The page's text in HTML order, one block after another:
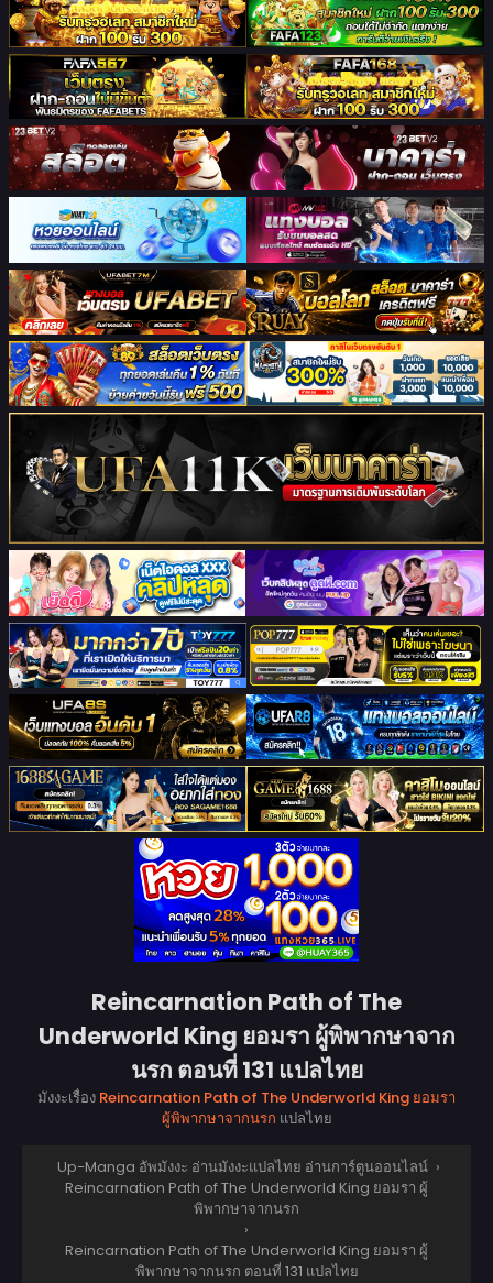
Reincarnation Path of The
Underworld King ยอมรา ผู้พิพากษาจาก
นรก ตอนที่ 131 แปลไทย
มังงะเรื่อง Reincarnation Path of The Underworld King ยอมรา
ผู้พิพากษาจากนรก แปลไทย
Up-Manga อัพมังงะ อ่านมังงะแปลไทย อ่านการ์ตูนออนไลน์ ›
Reincarnation Path of The Underworld King ยอมรา ผู้
พิพากษาจากนรก
›
Reincarnation Path of The Underworld King ยอมรา ผู้
พิพากษาจากนรก ตอนที่ 131 แปลไทย